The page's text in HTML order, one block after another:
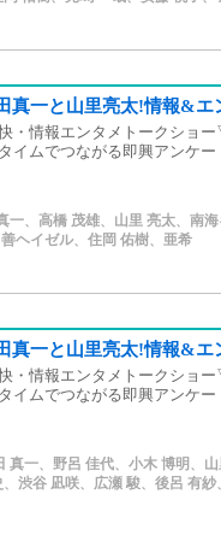
真一と山里亮太!情報&エ
・情報エンタメトークショ
イムでつながる即興アンケ
一、 高橋 茂雄、 山里 亮太、 南
ヘイゼル、 住岡 佑樹、 亜希
真一と山里亮太!情報&エ
・情報エンタメトークショ
イムでつながる即興アンケ
真一、 野呂 佳代、 小木 博明 、
、 渋谷 凪咲、 広瀬 駿、 後呂 有紗